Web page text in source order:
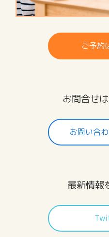
ご予約
お問合せ
お問い合
最新情報